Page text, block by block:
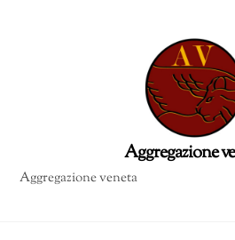
Aggregazione veneta